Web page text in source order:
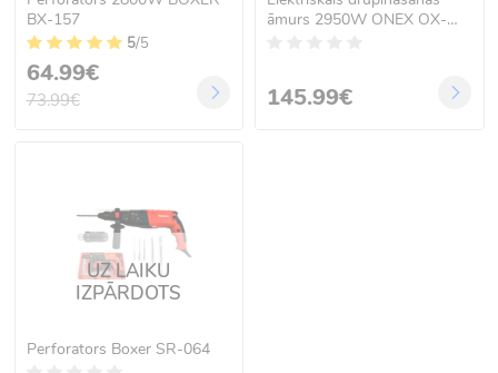
BX-157
5/5
64.99€
73.99€
āmurs 2950W ONEX OX-
145.99€
UZ LAIKU
IZPĀRDOTS
Perforators Boxer SR-064